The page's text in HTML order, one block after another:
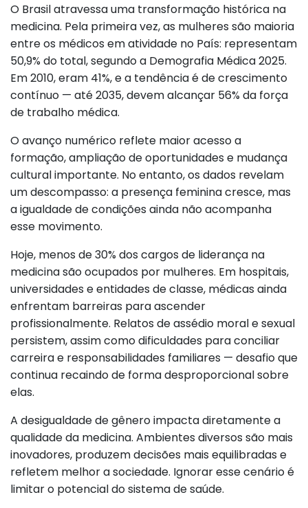
O Brasil atravessa uma transformação histórica na
medicina. Pela primeira vez, as mulheres são maioria
entre os médicos em atividade no País: representam
50,9% do total, segundo a Demografia Médica 2025.
Em 2010, eram 41%, e a tendência é de crescimento
contínuo — até 2035, devem alcançar 56% da força
de trabalho médica.
O avanço numérico reflete maior acesso a
formação, ampliação de oportunidades e mudança
cultural importante. No entanto, os dados revelam
um descompasso: a presença feminina cresce, mas
a igualdade de condições ainda não acompanha
esse movimento.
Hoje, menos de 30% dos cargos de liderança na
medicina são ocupados por mulheres. Em hospitais,
universidades e entidades de classe, médicas ainda
enfrentam barreiras para ascender
profissionalmente. Relatos de assédio moral e sexual
persistem, assim como dificuldades para conciliar
carreira e responsabilidades familiares — desafio que
continua recaindo de forma desproporcional sobre
elas.
A desigualdade de gênero impacta diretamente a
qualidade da medicina. Ambientes diversos são mais
inovadores, produzem decisões mais equilibradas e
refletem melhor a sociedade. Ignorar esse cenário é
limitar o potencial do sistema de saúde.